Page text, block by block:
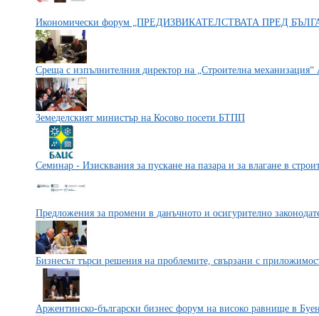
Икономически форум „ПРЕДИЗВИКАТЕЛСТВАТА ПРЕД
Среща с изпълнителния директор на „Строителна
Земеделският министър на Косово посети БТПП
Семинар - Изисквания за пускане на пазара и за влагане в
Предложения за промени в данъчното и осигурително
Бизнесът търси решения на проблемите, свързани с
Аржентинско-български бизнес форум на високо равнище в